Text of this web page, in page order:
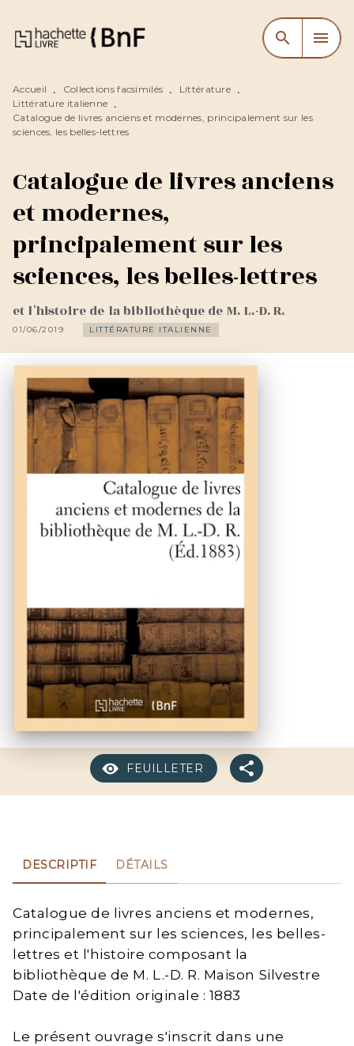
MENU RECHERCHE
CONTENU
search menu
Accueil • Collections facsimilés • Littérature •
Littérature italienne •
Catalogue de livres anciens et modernes, principalement sur les
sciences, les belles-lettres
Catalogue de livres anciens
et modernes,
principalement sur les
sciences, les belles-lettres
et l'histoire de la bibliothèque de M. L.-D. R.
01/06/2019 LITTÉRATURE ITALIENNE
FEUILLETER
DESCRIPTIF DÉTAILS
Catalogue de livres anciens et modernes,
principalement sur les sciences, les belles-
lettres et l'histoire composant la
bibliothèque de M. L.-D. R. Maison Silvestre
Date de l'édition originale : 1883
Le présent ouvrage s'inscrit dans une